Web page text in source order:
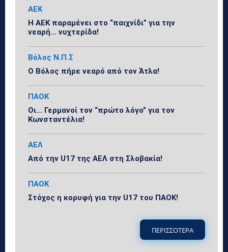
ΑΕΚ
Η ΑΕΚ παραμένει στο “παιχνίδι” για την
νεαρή… νυχτερίδα!
Βόλος Ν.Π.Σ
Ο Βόλος πήρε νεαρό από τον Άτλα!
ΠΑΟΚ
Οι… Γερμανοί τον “πρώτο λόγο” για τον
Κωνσταντέλια!
ΑΕΛ
Από την U17 της ΑΕΛ στη Σλοβακία!
ΠΑΟΚ
Στόχος η κορυφή για την U17 του ΠΑΟΚ!
ΠΕΡΙΣΣΟΤΕΡΑ